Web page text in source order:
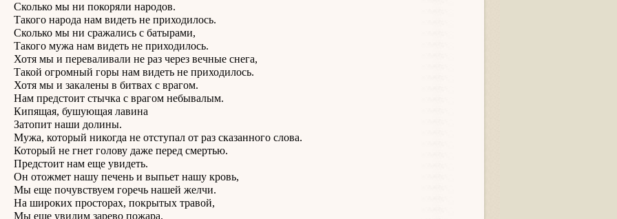
мы ни покоряли народов.
народа нам видеть не приходилось.
мы ни сражались с батырами,
мужа нам видеть не приходилось.
и переваливали не раз через вечные снега,
огромный горы нам видеть не приходилось.
и закалены в битвах с врагом.
стычка с врагом небывалым.
бушующая лавина
наши долины.
никогда не отступал от раз сказанного слова.
не гнет голову даже перед смертью.
нам еще увидеть.
нашу печень и выпьет нашу кровь,
почувствуем горечь нашей желчи.
просторах, покрытых травой,
увидим зарево пожара.